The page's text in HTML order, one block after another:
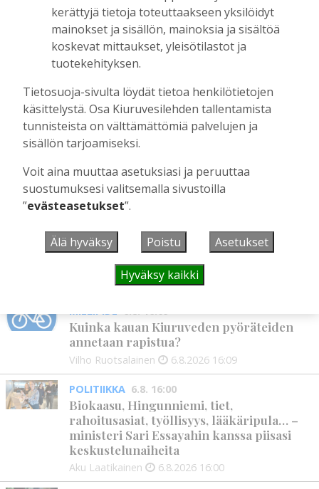
Tilaajille
Aku Laatikainen 5.8.2026 09:00
Vaikuttaako afrikkalainen sikarutto
Kiuruvedellä? “Onhan sitä osannut
odottaa”, toteaa luomusikalan yrittäjä
Tilaajille
Hanna Soini 4.8.2026 18:00
Liikuntasalin purku kovaa vauhtia
kallio
Tilaajille
Hanna Soini
MIELIPIDE 6.8. 16:09
Kuinka kauan Kiuruveden pyöräteiden
annetaan rapistua?
Vilho Ruotsalainen 6.8.2026 16:09
POLITIIKKA 6.8. 16:00
Biokaasu, Hingunniemi, tiet,
rahoitusasiat, työllisyys, lääkäripula… –
ministeri Sari Essayahin kanssa piisasi
keskustelunaiheita
Aku Laatikainen 6.8.2026 16:00
kerättyjä tietoja toteuttaakseen yksilöidyt
mainokset ja sisällön, mainoksia ja sisältöä
koskevat mittaukset, yleisötilastot ja
tuotekehityksen.
Tietosuoja-sivulta löydät tietoa henkilötietojen
käsittelystä. Osa Kiuruvesilehden tallentamista
tunnisteista on välttämättömiä palvelujen ja
sisällön tarjoamiseksi.
Voit aina muuttaa asetuksiasi ja peruuttaa
suostumuksesi valitsemalla sivustoilla
”evästeasetukset”.
Älä hyväksy Poistu Asetukset
Hyväksy kaikki